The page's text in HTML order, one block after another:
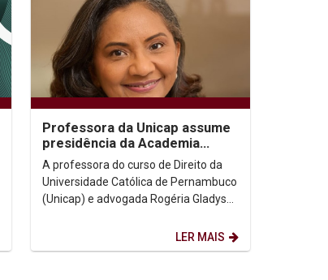
Professora da Unicap assume
presidência da Academia
Pernambucana de Direito do
Trabalho
A professora do curso de Direito da
Universidade Católica de Pernambuco
(Unicap) e advogada Rogéria Gladys
LER MAIS